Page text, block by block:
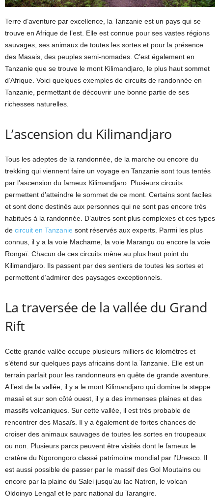
Terre d’aventure par excellence, la Tanzanie est un pays qui se
trouve en Afrique de l’est. Elle est connue pour ses vastes régions
sauvages, ses animaux de toutes les sortes et pour la présence
des Masais, des peuples semi-nomades. C’est également en
Tanzanie que se trouve le mont Kilimandjaro, le plus haut sommet
d’Afrique. Voici quelques exemples de circuits de randonnée en
Tanzanie, permettant de découvrir une bonne partie de ses
richesses naturelles.
L’ascension du Kilimandjaro
Tous les adeptes de la randonnée, de la marche ou encore du
trekking qui viennent faire un voyage en Tanzanie sont tous tentés
par l’ascension du fameux Kilimandjaro. Plusieurs circuits
permettent d’atteindre le sommet de ce mont. Certains sont faciles
et sont donc destinés aux personnes qui ne sont pas encore très
habitués à la randonnée. D’autres sont plus complexes et ces types
de circuit en Tanzanie sont réservés aux experts. Parmi les plus
connus, il y a la voie Machame, la voie Marangu ou encore la voie
Rongaï. Chacun de ces circuits mène au plus haut point du
Kilimandjaro. Ils passent par des sentiers de toutes les sortes et
permettent d’admirer des paysages exceptionnels.
La traversée de la vallée du Grand
Rift
Cette grande vallée occupe plusieurs milliers de kilomètres et
s’étend sur quelques pays africains dont la Tanzanie. Elle est un
terrain parfait pour les randonneurs en quête de grande aventure.
A l’est de la vallée, il y a le mont Kilimandjaro qui domine la steppe
masaï et sur son côté ouest, il y a des immenses plaines et des
massifs volcaniques. Sur cette vallée, il est très probable de
rencontrer des Masaïs. Il y a également de fortes chances de
croiser des animaux sauvages de toutes les sortes en troupeaux
ou non. Plusieurs parcs peuvent être visités dont le fameux le
cratère du Ngorongoro classé patrimoine mondial par l’Unesco. Il
est aussi possible de passer par le massif des Gol Moutains ou
encore par la plaine du Salei jusqu’au lac Natron, le volcan
Oldoinyo Lengaï et le parc national du Tarangire.